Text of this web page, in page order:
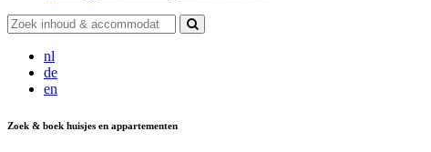
nl
de
en
Zoek & boek huisjes en appartementen